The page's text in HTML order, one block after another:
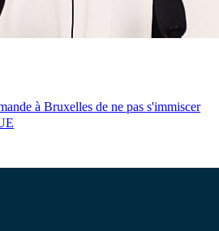
à Bruxelles de ne pas s'immiscer